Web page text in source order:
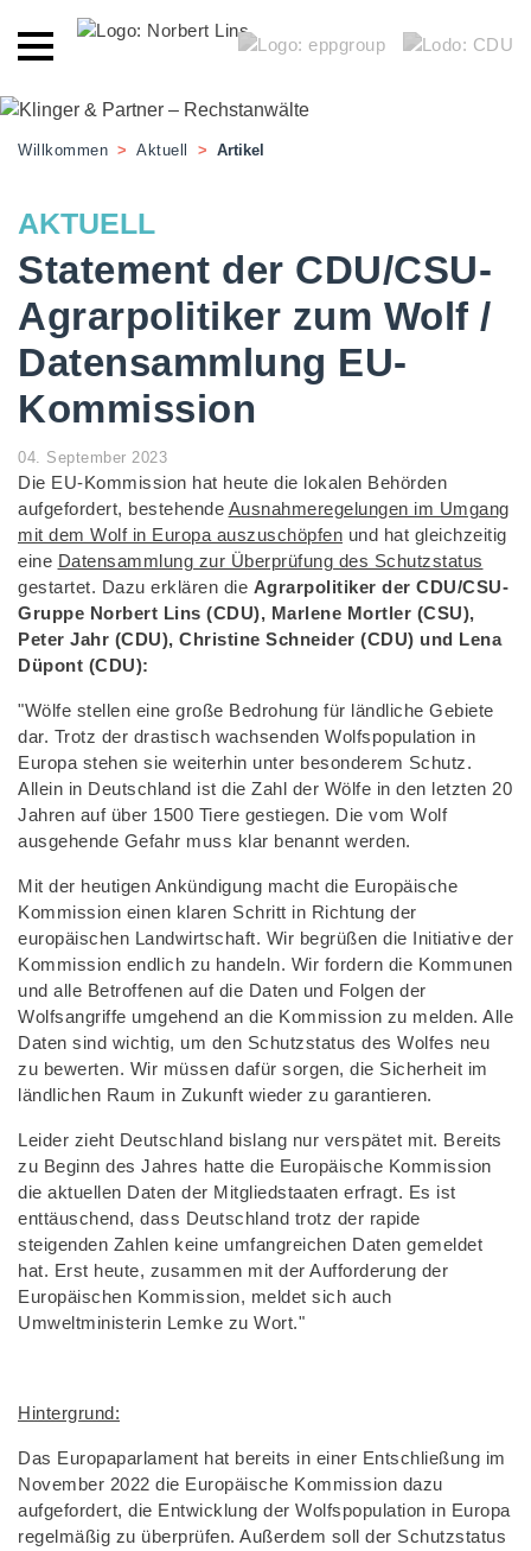
Willkommen > Aktuell > Artikel
AKTUELL
Statement der CDU/CSU-
Agrarpolitiker zum Wolf /
Datensammlung EU-
Kommission
04. September 2023
Die EU-Kommission hat heute die lokalen Behörden
aufgefordert, bestehende Ausnahmeregelungen im Umgang
mit dem Wolf in Europa auszuschöpfen und hat gleichzeitig
eine Datensammlung zur Überprüfung des Schutzstatus
gestartet. Dazu erklären die Agrarpolitiker der CDU/CSU-
Gruppe Norbert Lins (CDU), Marlene Mortler (CSU),
Peter Jahr (CDU), Christine Schneider (CDU) und Lena
Düpont (CDU):
"Wölfe stellen eine große Bedrohung für ländliche Gebiete
dar. Trotz der drastisch wachsenden Wolfspopulation in
Europa stehen sie weiterhin unter besonderem Schutz.
Allein in Deutschland ist die Zahl der Wölfe in den letzten 20
Jahren auf über 1500 Tiere gestiegen. Die vom Wolf
ausgehende Gefahr muss klar benannt werden.
Mit der heutigen Ankündigung macht die Europäische
Kommission einen klaren Schritt in Richtung der
europäischen Landwirtschaft. Wir begrüßen die Initiative der
Kommission endlich zu handeln. Wir fordern die Kommunen
und alle Betroffenen auf die Daten und Folgen der
Wolfsangriffe umgehend an die Kommission zu melden. Alle
Daten sind wichtig, um den Schutzstatus des Wolfes neu
zu bewerten. Wir müssen dafür sorgen, die Sicherheit im
ländlichen Raum in Zukunft wieder zu garantieren.
Leider zieht Deutschland bislang nur verspätet mit. Bereits
zu Beginn des Jahres hatte die Europäische Kommission
die aktuellen Daten der Mitgliedstaaten erfragt. Es ist
enttäuschend, dass Deutschland trotz der rapide
steigenden Zahlen keine umfangreichen Daten gemeldet
hat. Erst heute, zusammen mit der Aufforderung der
Europäischen Kommission, meldet sich auch
Umweltministerin Lemke zu Wort."
Hintergrund:
Das Europaparlament hat bereits in einer Entschließung im
November 2022 die Europäische Kommission dazu
aufgefordert, die Entwicklung der Wolfspopulation in Europa
regelmäßig zu überprüfen. Außerdem soll der Schutzstatus